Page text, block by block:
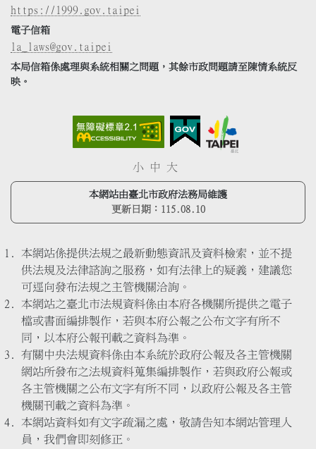
https://1999.gov.taipei
電子信箱
la_laws@gov.taipei
本局信箱係處理與系統相關之問題，其餘市政問題請至陳情系統反
映。
小 中 大
本網站由臺北市政府法務局維護
更新日期： 115.08.10
本網站係提供法規之最新動態資訊及資料檢索，並不提
供法規及法律諮詢之服務，如有法律上的疑義，建議您
可逕向發布法規之主管機關洽詢。
本網站之臺北市法規資料係由本府各機關所提供之電子
檔或書面編排製作，若與本府公報之公布文字有所不
同，以本府公報刊載之資料為準。
有關中央法規資料係由本系統於政府公報及各主管機關
網站所發布之法規資料蒐集編排製作，若與政府公報或
各主管機關之公布文字有所不同，以政府公報及各主管
機關刊載之資料為準。
本網站資料如有文字疏漏之處，敬請告知本網站管理人
員，我們會即刻修正。